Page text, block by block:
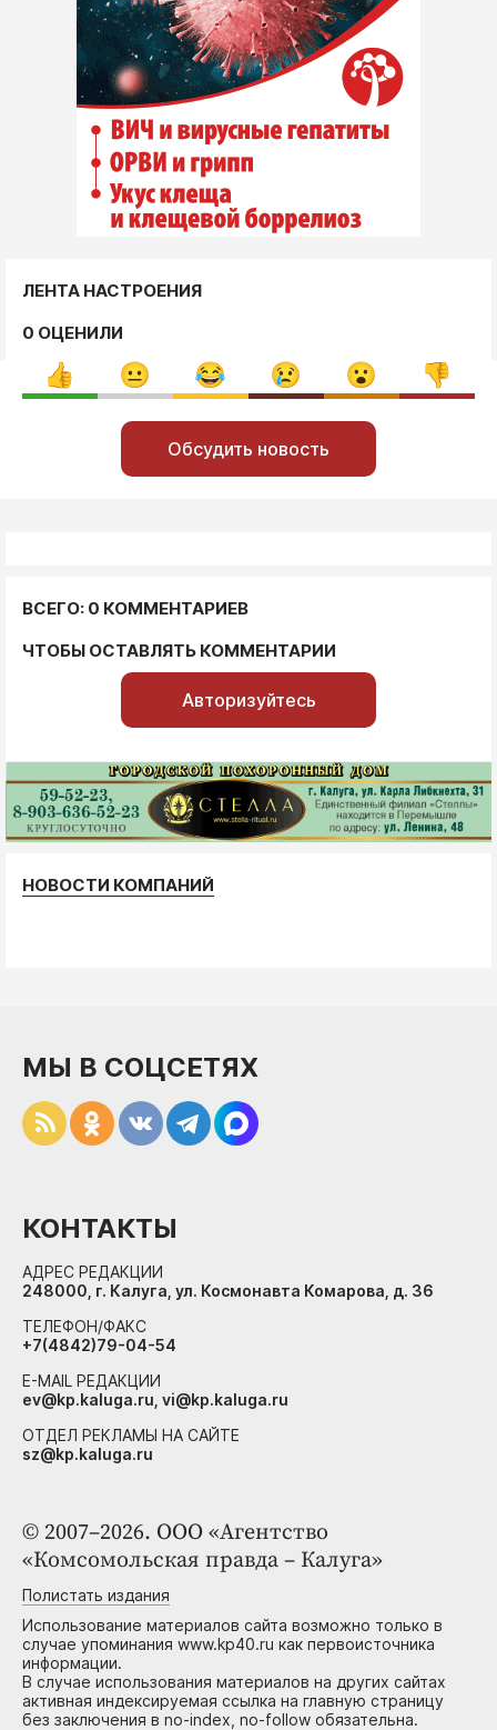
ЛЕНТА НАСТРОЕНИЯ
0 ОЦЕНИЛИ
Обсудить новость
ВСЕГО: 0 КОММЕНТАРИЕВ
ЧТОБЫ ОСТАВЛЯТЬ КОММЕНТАРИИ
Авторизуйтесь
НОВОСТИ КОМПАНИЙ
© 2007–2026. ООО «Агентство
«Комсомольская правда – Калуга»
Полистать издания
Использование материалов сайта возможно только в
случае упоминания www.kp40.ru как первоисточника
информации.
В случае использования материалов на других сайтах
активная индексируемая ссылка на главную страницу
без заключения в no-index, no-follow обязательна.
МЫ В СОЦСЕТЯХ
КОНТАКТЫ
АДРЕС РЕДАКЦИИ
248000, г. Калуга, ул. Космонавта Комарова, д. 36
ТЕЛЕФОН/ФАКС
+7(4842)79-04-54
E-MAIL РЕДАКЦИИ
ev@kp.kaluga.ru, vi@kp.kaluga.ru
ОТДЕЛ РЕКЛАМЫ НА САЙТЕ
sz@kp.kaluga.ru